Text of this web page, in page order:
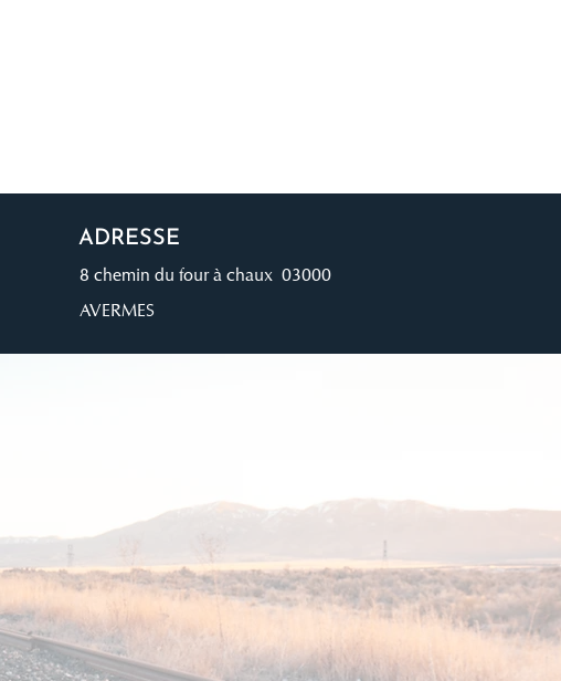
ADRESSE
8 chemin du four à chaux 03000
AVERMES